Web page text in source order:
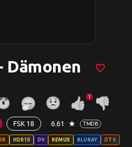
Dämonen favorite_border
1
FSK 18 6.61 star TMDB
HDR10 DV REMUX BLURAY DTS